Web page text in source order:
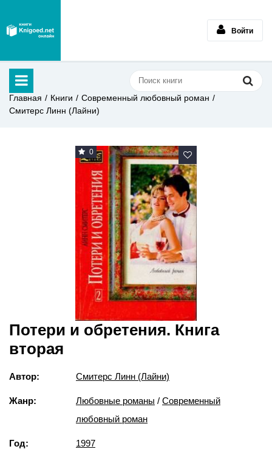
Войти
Главная Книги
Современный любовный роман
Смитерс Линн (Лайни)
0
Потери и обретения. Книга
вторая
Автор: Смитерс Линн (Лайни)
Жанр: Любовные романы / Современный
любовный роман
Год: 1997